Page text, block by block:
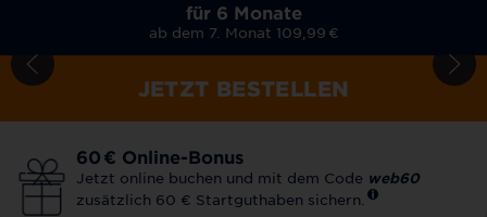
für 6 Monate
ab dem 7. Monat 109,99 €
JETZT BESTELLEN
60 € Online-Bonus
Jetzt online buchen und mit dem Code web60
zusätzlich 60 € Startguthaben sichern.